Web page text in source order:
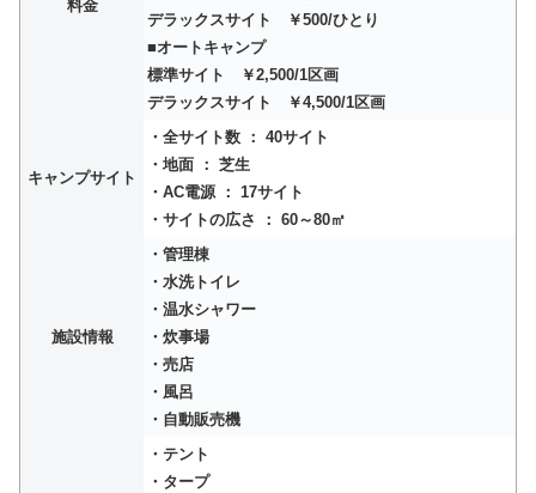
料金
デラックスサイト ￥500/ひとり
■オートキャンプ
標準サイト ￥2,500/1区画
デラックスサイト ￥4,500/1区画
キャンプサイト
・全サイト数 ： 40サイト
・地面 ： 芝生
・AC電源 ： 17サイト
・サイトの広さ ： 60～80㎡
施設情報
・管理棟
・水洗トイレ
・温水シャワー
・炊事場
・売店
・風呂
・自動販売機
・テント
・タープ